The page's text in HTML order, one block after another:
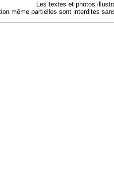
Les textes et photos
même partielles sont interdites